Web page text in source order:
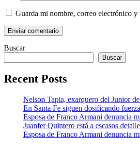
Guarda mi nombre, correo electrónico y
Buscar
Buscar
Recent Posts
Nelson Tapia, exarquero del Junior
En Santa Fe siguen dosificando
Esposa de Franco Armani denuncia
Juanfer Quintero está a escasos
Esposa de Franco Armani denuncia